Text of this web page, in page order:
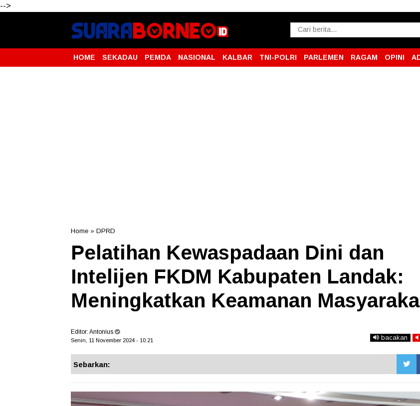
-->
HOME SEKADAU PEMDA NASIONAL KALBAR TNI-POLRI PARLEMEN RAGAM OPINI
Home » DPRD
Pelatihan Kewaspadaan Dini dan
Intelijen FKDM Kabupaten Landak:
Meningkatkan Keamanan
Editor: Antonius
Senin, 11 November 2024 - 10.21 bacakan
Sebarkan: